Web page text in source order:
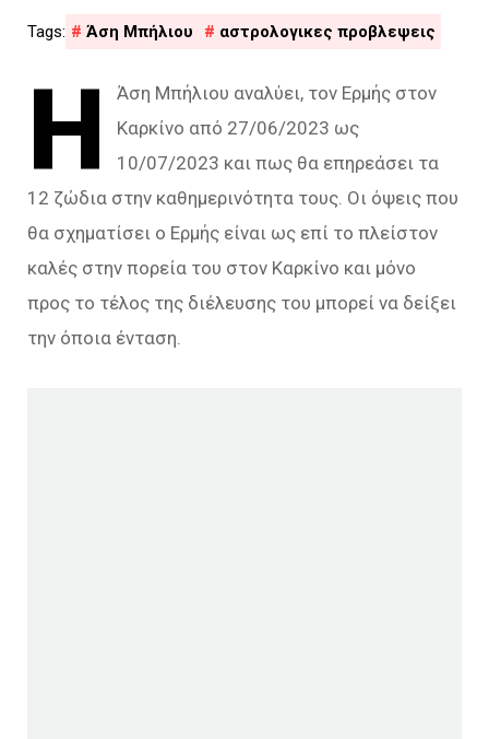
Άση Μπήλιου αστρολογικες προβλεψεις
Η
Άση Μπήλιου αναλύει, τον Ερμής στον
Καρκίνο από 27/06/2023 ως
10/07/2023 και πως θα επηρεάσει τα
12 ζώδια στην καθημερινότητα τους. Οι όψεις που
θα σχηματίσει ο Ερμής είναι ως επί το πλείστον
καλές στην πορεία του στον Καρκίνο και μόνο
προς το τέλος της διέλευσης του μπορεί να δείξει
την όποια ένταση.